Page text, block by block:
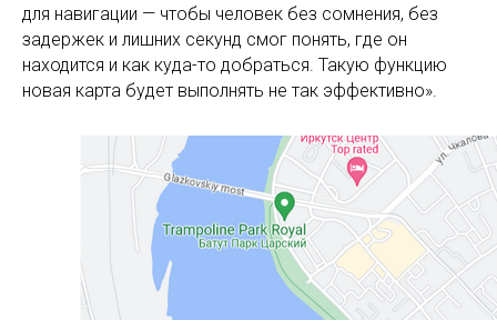
для навигации — чтобы человек без сомнения, без
задержек и лишних секунд смог понять, где он
находится и как куда-то добраться. Такую функцию
новая карта будет выполнять не так эффективно».